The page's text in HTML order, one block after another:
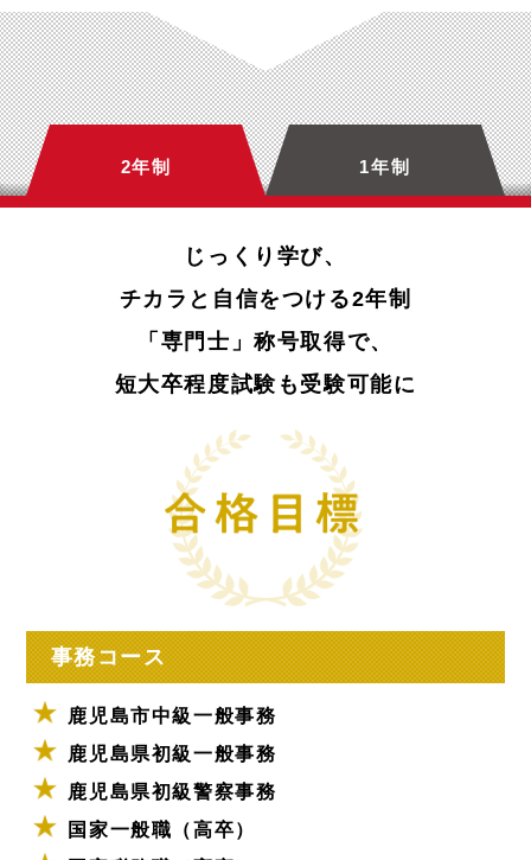
2年制 1年制
じっくり学び、
チカラと自信をつける2年制
「専門士」称号取得で、
短大卒程度試験も受験可能に
事務コース
鹿児島市中級一般事務
鹿児島県初級一般事務
鹿児島県初級警察事務
国家一般職（高卒）